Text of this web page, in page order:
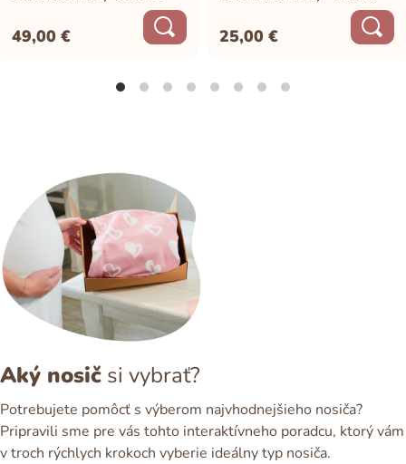
49,00€ 25,00€
Aký nosič si vybrať?
Potrebujete pomôcť s výberom najvhodnejšieho nosiča?
Pripravili sme pre vás tohto interaktívneho poradcu, ktorý vám
v troch rýchlych krokoch vyberie ideálny typ nosiča.